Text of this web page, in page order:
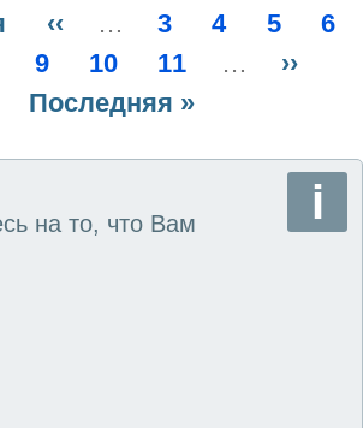
учебных групп.
Предыдущая
страница
‹‹ … Page
3 Page
4 Page
5
6
Page
9 Page
10 Page
11 …
››
Последняя
Последняя »
на то, что Вам